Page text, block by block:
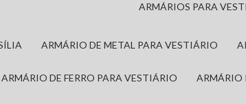
ARMÁRIOS PARA
ARMÁRIO DE METAL PARA VESTIÁRIO
ARMÁRIO DE FERRO PARA VESTIÁRIO